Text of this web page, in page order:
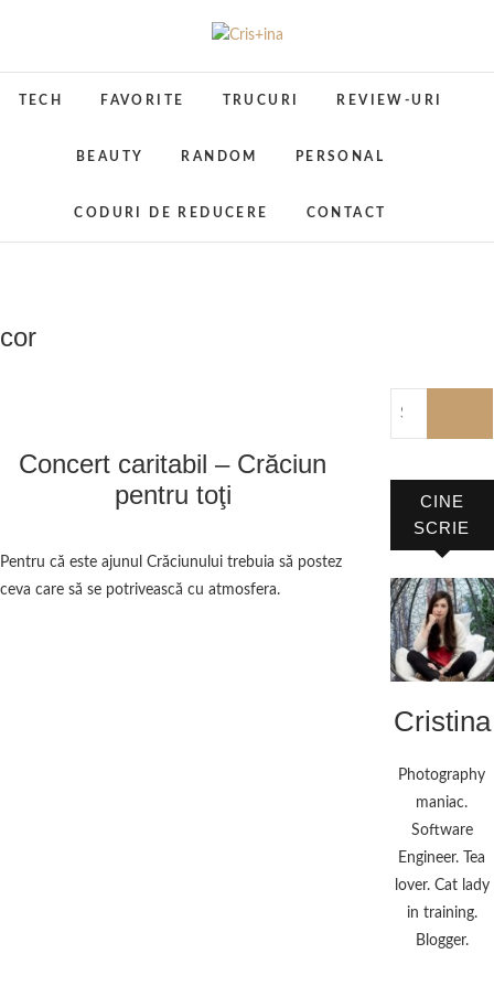
Cris+ina
TECH FAVORITE TRUCURI REVIEW-URI
BEAUTY RANDOM PERSONAL
CODURI DE REDUCERE CONTACT
cor
Concert caritabil – Crăciun
pentru toţi
Pentru că este ajunul Crăciunului trebuia să postez
ceva care să se potrivească cu atmosfera.
CINE
SCRIE
Cristina
Photography
maniac.
Software
Engineer. Tea
lover. Cat lady
in training.
Blogger.